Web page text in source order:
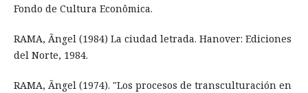
Fondo de Cultura Econômica.
RAMA, Ãngel (1984) La ciudad letrada. Hanover: Ediciones
del Norte, 1984.
RAMA, Ãngel (1974). "Los procesos de transculturación en